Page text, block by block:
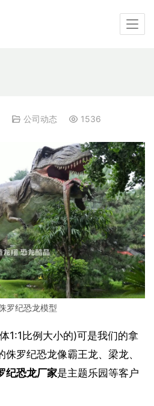
公司动态 1536
罗纪恐龙模型
1:1比例大小的)可是我们的拿
罗纪恐龙像霸王龙、梁龙、
纪恐龙厂家是主题乐园等客户